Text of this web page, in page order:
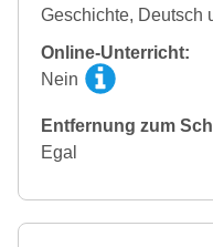
Geschichte, Deutsch
Online-Unterricht:
Nein
Entfernung zum
Egal